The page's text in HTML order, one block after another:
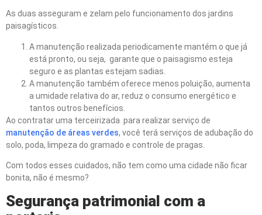
As duas asseguram e zelam pelo funcionamento dos jardins
paisagísticos.
A manutenção realizada periodicamente mantém o que já
está pronto, ou seja, garante que o paisagismo esteja
seguro e as plantas estejam sadias.
A manutenção também oferece menos poluição, aumenta
a umidade relativa do ar, reduz o consumo energético e
tantos outros benefícios.
Ao contratar uma terceirizada para realizar serviço de
manutenção de áreas verdes, você terá serviços de adubação do
solo, poda, limpeza do gramado e controle de pragas.
Com todos esses cuidados, não tem como uma cidade não ficar
bonita, não é mesmo?
Segurança patrimonial com a